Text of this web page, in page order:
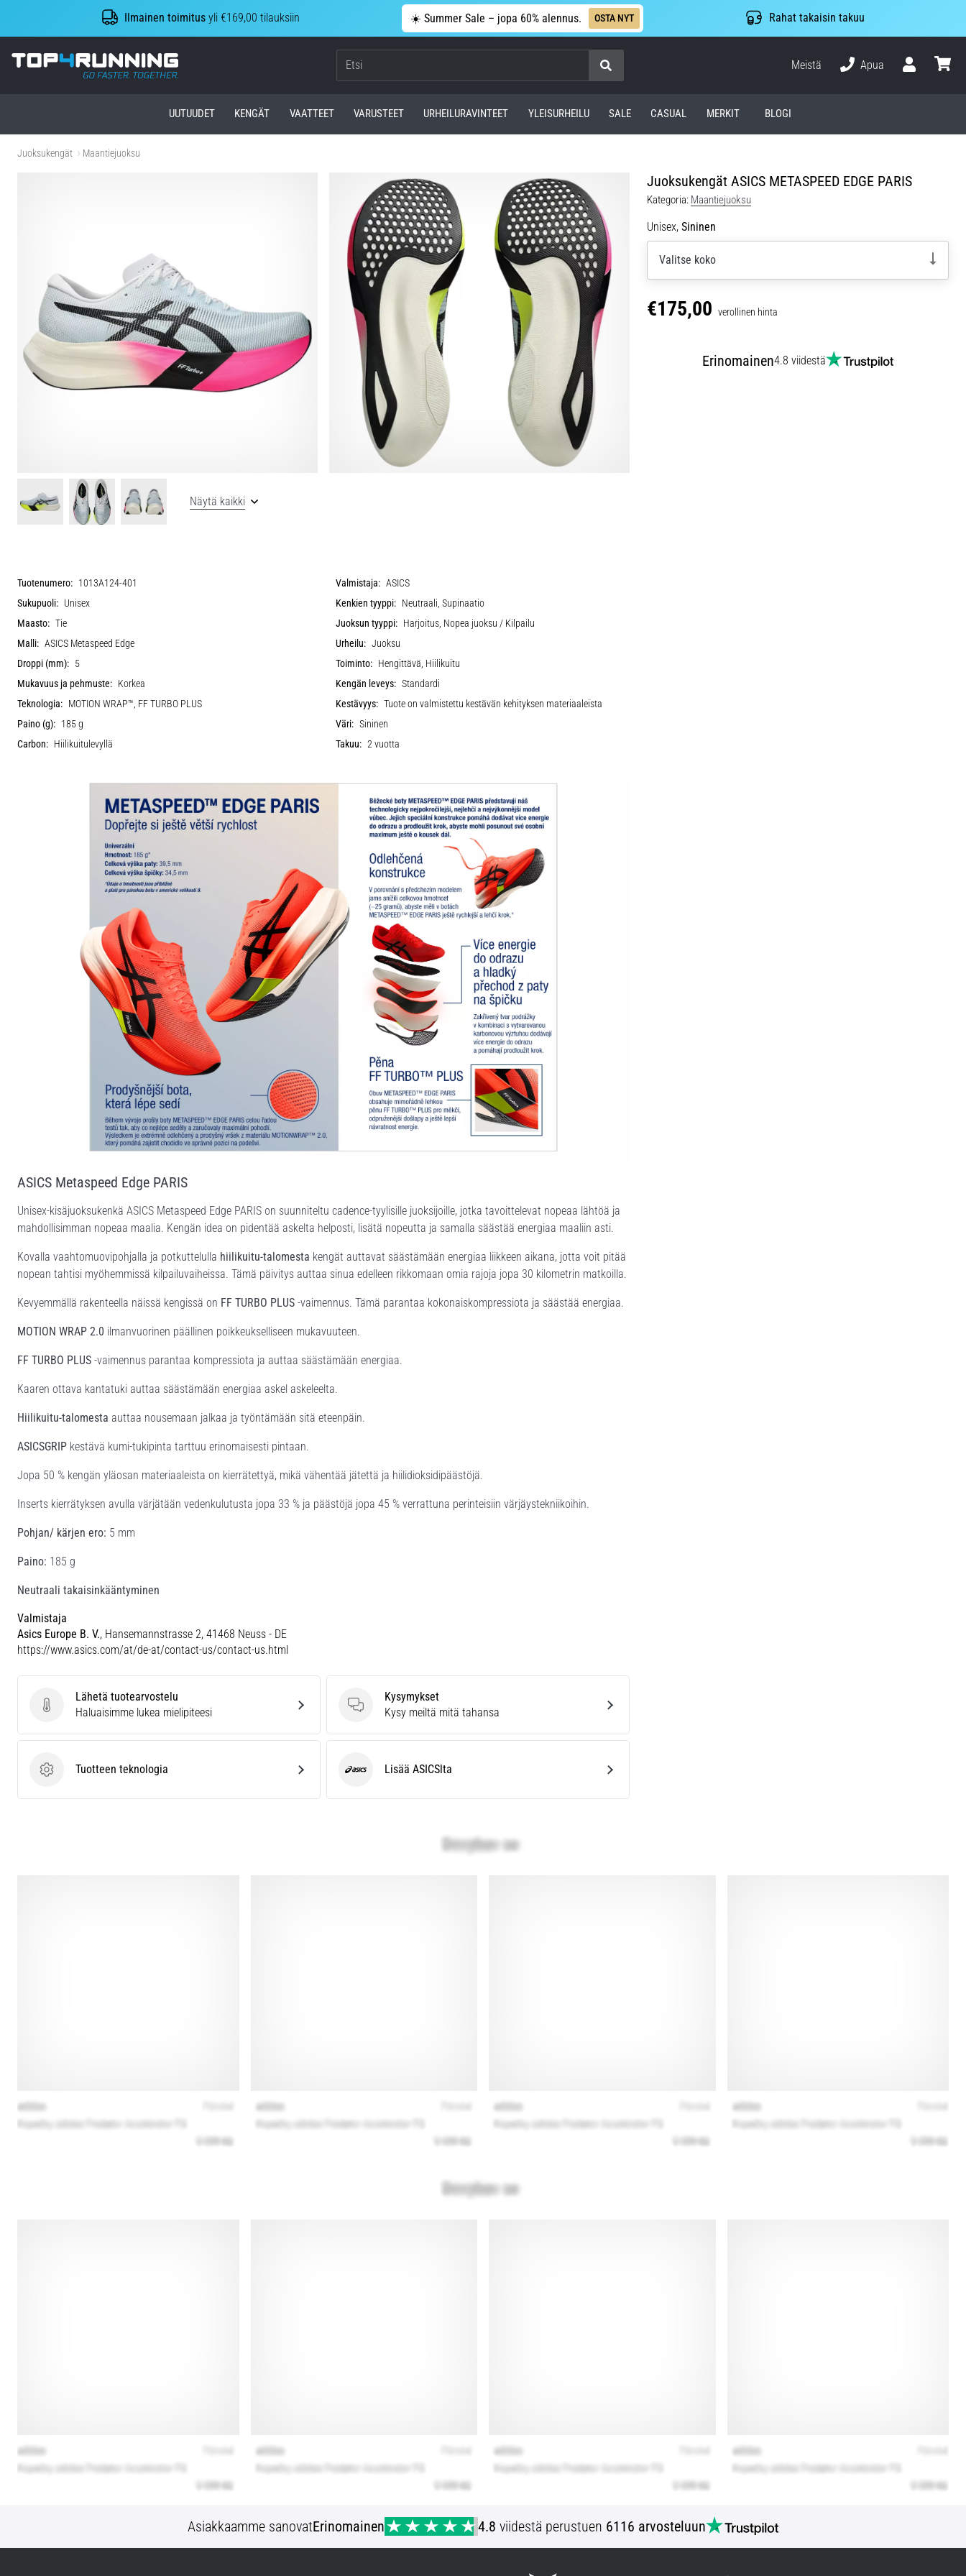
Ilmainen toimitus yli €169,00 tilauksiin ☀️ Summer Sale – jopa 60% alennus. OSTA NYT Rahat takaisin takuu
Top4Running.fi
Meistä
Apua
UUTUUDET KENGÄT VAATTEET VARUSTEET URHEILURAVINTEET YLEISURHEILU SALE CASUAL MERKIT BLOGI
Juoksukengät Maantiejuoksu
Juoksukengät ASICS METASPEED EDGE PARIS
Kategoria: Maantiejuoksu
Unisex, Sininen
Valitse koko
€175,00 verollinen hinta
Erinomainen4.8 viidestä
Näytä kaikki
Tuotenumero: 1013A124-401 Valmistaja: ASICS
Sukupuoli: Unisex Kenkien tyyppi: Neutraali, Supinaatio
Maasto: Tie Juoksun tyyppi: Harjoitus, Nopea juoksu / Kilpailu
Malli: ASICS Metaspeed Edge Urheilu: Juoksu
Droppi (mm): 5 Toiminto: Hengittävä, Hiilikuitu
Mukavuus ja pehmuste: Korkea Kengän leveys: Standardi
Teknologia: MOTION WRAP™, FF TURBO PLUS Kestävyys: Tuote on valmistettu kestävän kehityksen materiaaleista
Paino (g): 185 g Väri: Sininen
Carbon: Hiilikuitulevyllä Takuu: 2 vuotta
ASICS Metaspeed Edge PARIS
Unisex-kisäjuoksukenkä ASICS Metaspeed Edge PARIS on suunniteltu cadence-tyylisille juoksijoille, jotka tavoittelevat nopeaa lähtöä ja
mahdollisimman nopeaa maalia. Kengän idea on pidentää askelta helposti, lisätä nopeutta ja samalla säästää energiaa maaliin asti.
Kovalla vaahtomuovipohjalla ja potkuttelulla hiilikuitu-talomesta kengät auttavat säästämään energiaa liikkeen aikana, jotta voit pitää
nopean tahtisi myöhemmissä kilpailuvaiheissa. Tämä päivitys auttaa sinua edelleen rikkomaan omia rajoja jopa 30 kilometrin matkoilla.
Kevyemmällä rakenteella näissä kengissä on FF TURBO PLUS -vaimennus. Tämä parantaa kokonaiskompressiota ja säästää energiaa.
MOTION WRAP 2.0 ilmanvuorinen päällinen poikkeukselliseen mukavuuteen.
FF TURBO PLUS -vaimennus parantaa kompressiota ja auttaa säästämään energiaa.
Kaaren ottava kantatuki auttaa säästämään energiaa askel askeleelta.
Hiilikuitu-talomesta auttaa nousemaan jalkaa ja työntämään sitä eteenpäin.
ASICSGRIP kestävä kumi-tukipinta tarttuu erinomaisesti pintaan.
Jopa 50 % kengän yläosan materiaaleista on kierrätettyä, mikä vähentää jätettä ja hiilidioksidipäästöjä.
Inserts kierrätyksen avulla värjätään vedenkulutusta jopa 33 % ja päästöjä jopa 45 % verrattuna perinteisiin värjäystekniikoihin.
Pohjan/ kärjen ero: 5 mm
Paino: 185 g
Neutraali takaisinkääntyminen
Valmistaja
Asics Europe B. V., Hansemannstrasse 2, 41468 Neuss - DE
https://www.asics.com/at/de-at/contact-us/contact-us.html
Lähetä tuotearvostelu
Lähetä tuotearvostelu
Haluaisimme lukea mielipiteesi
Kysymykset
Kysymykset
Kysy meiltä mitä tahansa
Tuotteen teknologia
Tuotteen teknologia ASICS Lisää ASICSlta
Asiakkaamme sanovatErinomainen 4.8 viidestä perustuen 6116 arvosteluun